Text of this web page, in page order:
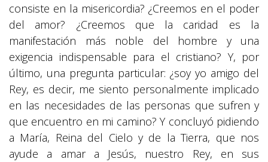
consiste en la misericordia? ¿Creemos en el poder
del amor? ¿Creemos que la caridad es la
manifestación más noble del hombre y una
exigencia indispensable para el cristiano? Y, por
último, una pregunta particular: ¿soy yo amigo del
Rey, es decir, me siento personalmente implicado
en las necesidades de las personas que sufren y
que encuentro en mi camino? Y concluyó pidiendo
a María, Reina del Cielo y de la Tierra, que nos
ayude a amar a Jesús, nuestro Rey, en sus